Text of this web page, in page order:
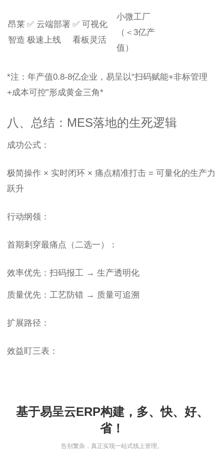
昂莱
智造
✅ 云端部署
极速上线
✅ 可视化
看板灵活
小微工厂
（＜3亿产
值）
*注：年产值0.8-8亿企业，易呈以“扫码赋能+非标管理
+成本可控”形成黄金三角*
八、总结：MES落地的生死逻辑
成功公式：
极简操作 × 实时闭环 × 痛点精准打击 = 可量化的生产力
跃升
行动纲领：
首期刺穿最痛点（二选一）：
效率优先：扫码报工 → 生产透明化
质量优先：工艺防错 → 质量可追溯
扩展路径：
效益盯三表：
基于易呈云ERP构建，多、快、好、
省！
告别繁杂，真正实现一站式线上管理。